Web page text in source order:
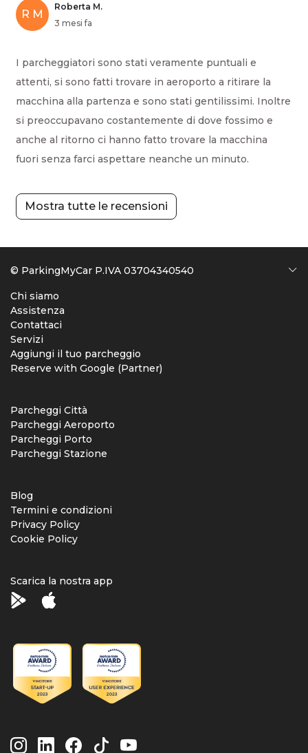
R M
Roberta M.
3 mesi fa
I parcheggiatori sono stati veramente puntuali e
attenti, si sono fatti trovare in aeroporto a ritirare la
macchina alla partenza e sono stati gentilissimi. Inoltre
si preoccupavano costantemente di dove fossimo e
anche al ritorno ci hanno fatto trovare la macchina
fuori senza farci aspettare neanche un minuto.
Mostra tutte le recensioni
© ParkingMyCar P.IVA 03704340540
Chi siamo
Assistenza
Contattaci
Servizi
Aggiungi il tuo parcheggio
Reserve with Google (Partner)
Parcheggi Città
Parcheggi Aeroporto
Parcheggi Porto
Parcheggi Stazione
Blog
Termini e condizioni
Privacy Policy
Cookie Policy
Scarica la nostra app